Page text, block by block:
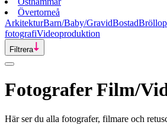
Övertorneå
ArkitekturBarn/Baby/GravidBostadBröllop
fotografiVideoproduktion
Filtrera
FotograferFilm/
Här ser du alla fotografer, filmare och